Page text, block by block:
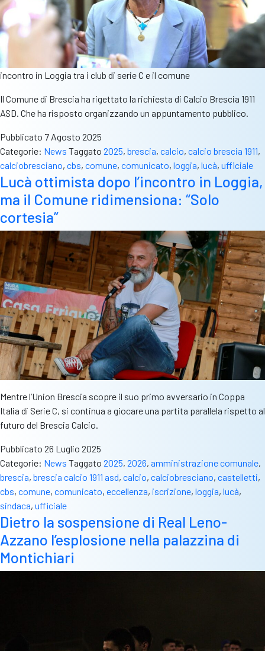
incontro in Loggia tra i club di serie C e il comune
Il Comune di Brescia ha rigettato la richiesta di Calcio Brescia 1911
ASD. Che ha risposto organizzando un appuntamento pubblico.
Pubblicato 7 Agosto 2025
Categorie: News Taggato 2025, brescia, calcio, calcio brescia 1911,
calciobresciano, cbs, comune, comunicato, loggia, lucà, ufficiale
Lucà ottimista dopo l’incontro in Loggia,
ma il Comune ridimensiona: “Solo
cortesia”
Mentre l’Union Brescia scopre il suo primo avversario in Coppa
Italia di Serie C, si continua a giocare una partita parallela rispetto al
futuro del Brescia Calcio.
Pubblicato 26 Luglio 2025
Categorie: News Taggato 2025, 2026, amministrazione comunale,
brescia, brescia calcio 1911 asd, calcio, calciobresciano, castelletti,
cbs, comune, comunicato, eccellenza, iscrizione, loggia, lucà,
sindaca, ufficiale
Dietro la sospensione di Real Leno-
Azzano l’esplosione nella palazzina di
Montichiari